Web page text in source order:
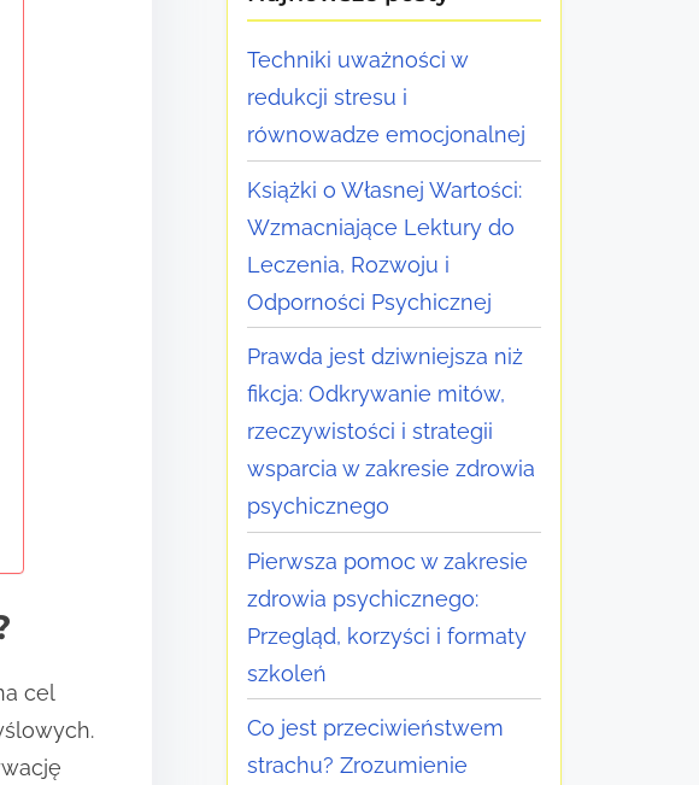
cel
Techniki uważności w
redukcji stresu i
równowadze emocjonalnej
Książki o Własnej Wartości:
Wzmacniające Lektury do
Leczenia, Rozwoju i
Odporności Psychicznej
Prawda jest dziwniejsza niż
fikcja: Odkrywanie mitów,
rzeczywistości i strategii
wsparcia w zakresie zdrowia
psychicznego
Pierwsza pomoc w zakresie
zdrowia psychicznego:
Przegląd, korzyści i formaty
szkoleń
Co jest przeciwieństwem
strachu? Zrozumienie